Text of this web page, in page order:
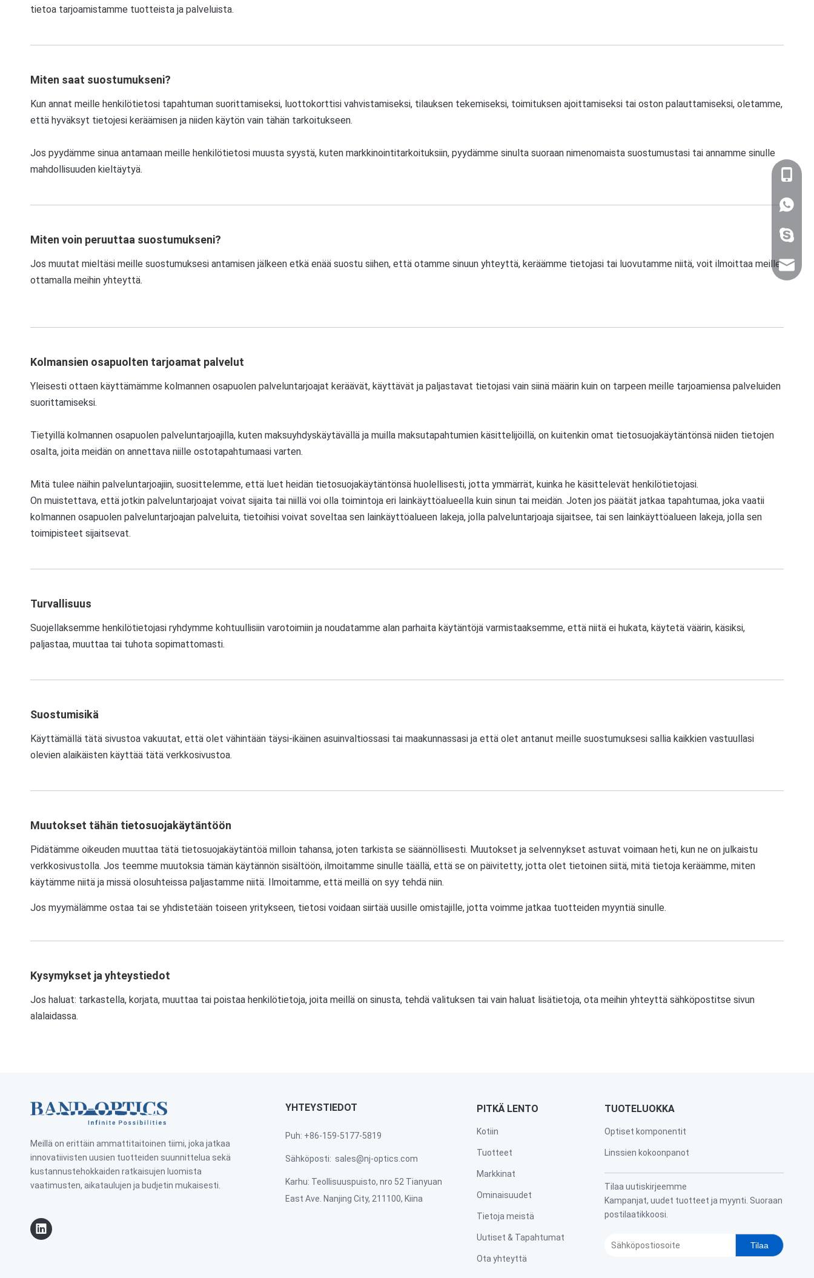
tietoa tarjoamistamme tuotteista ja palveluista.
Miten saat suostumukseni?
Kun annat meille henkilötietosi tapahtuman suorittamiseksi, luottokorttisi vahvistamiseksi, tilauksen tekemiseksi, toimituksen ajoittamiseksi tai oston palauttamiseksi, oletamme,
että hyväksyt tietojesi keräämisen ja niiden käytön vain tähän tarkoitukseen.
Jos pyydämme sinua antamaan meille henkilötietosi muusta syystä, kuten markkinointitarkoituksiin, pyydämme sinulta suoraan nimenomaista suostumustasi tai annamme sinulle
mahdollisuuden kieltäytyä.
Miten voin peruuttaa suostumukseni?
Jos muutat mieltäsi meille suostumuksesi antamisen jälkeen etkä enää suostu siihen, että otamme sinuun yhteyttä, keräämme tietojasi tai luovutamme niitä, voit ilmoittaa meille
ottamalla meihin yhteyttä.
Kolmansien osapuolten tarjoamat palvelut
Yleisesti ottaen käyttämämme kolmannen osapuolen palveluntarjoajat keräävät, käyttävät ja paljastavat tietojasi vain siinä määrin kuin on tarpeen meille tarjoamiensa palveluiden
suorittamiseksi.
Tietyillä kolmannen osapuolen palveluntarjoajilla, kuten maksuyhdyskäytävällä ja muilla maksutapahtumien käsittelijöillä, on kuitenkin omat tietosuojakäytäntönsä niiden tietojen
osalta, joita meidän on annettava niille ostotapahtumaasi varten.
Mitä tulee näihin palveluntarjoajiin, suosittelemme, että luet heidän tietosuojakäytäntönsä huolellisesti, jotta ymmärrät, kuinka he käsittelevät henkilötietojasi.
On muistettava, että jotkin palveluntarjoajat voivat sijaita tai niillä voi olla toimintoja eri lainkäyttöalueella kuin sinun tai meidän. Joten jos päätät jatkaa tapahtumaa, joka vaatii
kolmannen osapuolen palveluntarjoajan palveluita, tietoihisi voivat soveltaa sen lainkäyttöalueen lakeja, jolla palveluntarjoaja sijaitsee, tai sen lainkäyttöalueen lakeja, jolla sen
toimipisteet sijaitsevat.
Turvallisuus
Suojellaksemme henkilötietojasi ryhdymme kohtuullisiin varotoimiin ja noudatamme alan parhaita käytäntöjä varmistaaksemme, että niitä ei hukata, käytetä väärin, käsiksi,
paljastaa, muuttaa tai tuhota sopimattomasti.
Suostumisikä
Käyttämällä tätä sivustoa vakuutat, että olet vähintään täysi-ikäinen asuinvaltiossasi tai maakunnassasi ja että olet antanut meille suostumuksesi sallia kaikkien vastuullasi
olevien alaikäisten käyttää tätä verkkosivustoa.
Muutokset tähän tietosuojakäytäntöön
Pidätämme oikeuden muuttaa tätä tietosuojakäytäntöä milloin tahansa, joten tarkista se säännöllisesti. Muutokset ja selvennykset astuvat voimaan heti, kun ne on julkaistu
verkkosivustolla. Jos teemme muutoksia tämän käytännön sisältöön, ilmoitamme sinulle täällä, että se on päivitetty, jotta olet tietoinen siitä, mitä tietoja keräämme, miten
käytämme niitä ja missä olosuhteissa paljastamme niitä. Ilmoitamme, että meillä on syy tehdä niin.
Jos myymälämme ostaa tai se yhdistetään toiseen yritykseen, tietosi voidaan siirtää uusille omistajille, jotta voimme jatkaa tuotteiden myyntiä sinulle.
Kysymykset ja yhteystiedot
Jos haluat: tarkastella, korjata, muuttaa tai poistaa henkilötietoja, joita meillä on sinusta, tehdä valituksen tai vain haluat lisätietoja, ota meihin yhteyttä sähköpostitse sivun
alalaidassa.
Meillä on erittäin ammattitaitoinen tiimi, joka jatkaa
innovatiivisten uusien tuotteiden suunnittelua sekä
kustannustehokkaiden ratkaisujen luomista
vaatimusten, aikataulujen ja budjetin mukaisesti.
+86-
+86
YHTEYSTIEDOT
Puh: +86-159-5177-5819
Sähköposti: sales@nj-optics.com
Karhu: Teollisuuspuisto, nro 52 Tianyuan
East Ave. Nanjing City, 211100, Kiina
PITKÄ LENTO
Kotiin
Tuotteet
Markkinat
Ominaisuudet
Tietoja meistä
Uutiset & Tapahtumat
Ota yhteyttä
TUOTELUOKKA
Optiset komponentit
Linssien kokoonpanot
Tilaa uutiskirjeemme
Kampanjat, uudet tuotteet ja myynti. Suoraan
postilaatikkoosi.
Tilaa